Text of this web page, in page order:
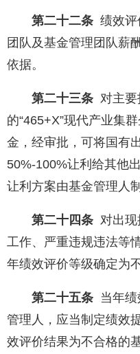
第二十二条 绩效
团队及基金管理团队薪
依据。
第二十三条 对主
的“465+X”现代产业集
金，经审批，可将国有
50%-100%让利给其他
让利方案由基金管理人制
第二十四条 对出
工作、严重违规违法等
年绩效评价等级确定为
第二十五条 当年
管理人，应当制定绩效
效评价结果为不合格的